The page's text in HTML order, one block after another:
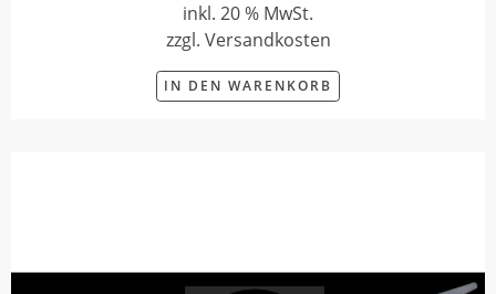
inkl. 20 % MwSt.
zzgl. Versandkosten
IN DEN WARENKORB